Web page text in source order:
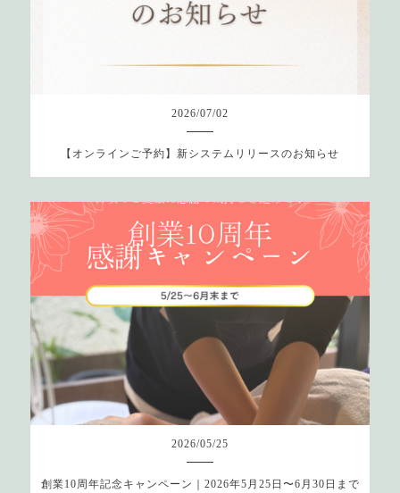
2026/07/02
【オンラインご予約】新システムリリースのお知らせ
2026/05/25
創業10周年記念キャンペーン｜2026年5月25日〜6月30日まで